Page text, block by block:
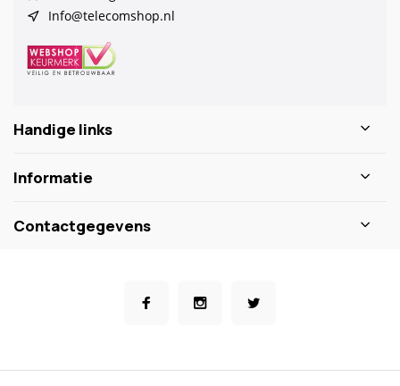
Info@telecomshop.nl
Handige links
Informatie
Contactgegevens